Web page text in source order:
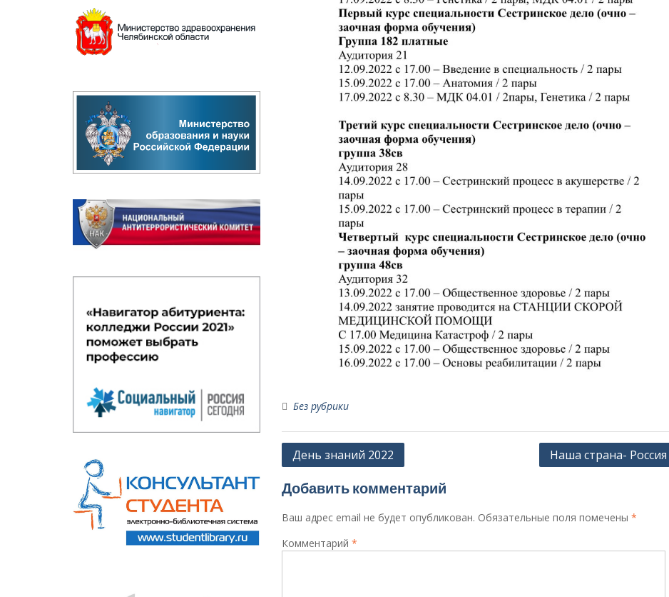
Без рубрики
Навигация
записям
День знаний 2022 Наша страна- Россия
Добавить комментарий
Ваш адрес email не будет опубликован. Обязательные поля помечены *
Комментарий *